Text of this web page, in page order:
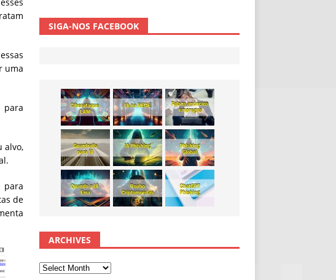
uma
para
alvo,
para
de
SIGA-NOS FACEBOOK
ARCHIVES